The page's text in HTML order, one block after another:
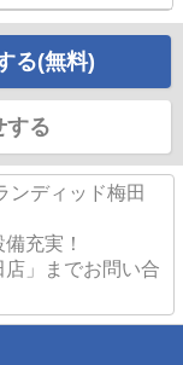
る(無料)
する
ンディッド梅田
充実！
」までお問い合